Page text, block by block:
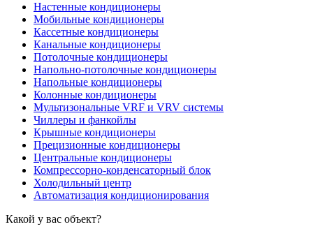
Настенные кондиционеры
Мобильные кондиционеры
Кассетные кондиционеры
Канальные кондиционеры
Потолочные кондиционеры
Напольно-потолочные кондиционеры
Напольные кондиционеры
Колонные кондиционеры
Мультизональные VRF и VRV системы
Чиллеры и фанкойлы
Крышные кондиционеры
Прецизионные кондиционеры
Центральные кондиционеры
Компрессорно-конденсаторный блок
Холодильный центр
Автоматизация кондиционирования
Какой у вас объект?